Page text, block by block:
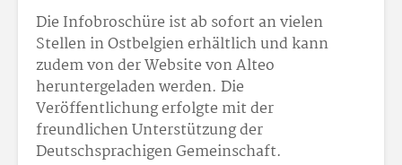
Die Infobroschüre ist ab sofort an vielen
Stellen in Ostbelgien erhältlich und kann
zudem von der Website von Alteo
heruntergeladen werden. Die
Veröffentlichung erfolgte mit der
freundlichen Unterstützung der
Deutschsprachigen Gemeinschaft.